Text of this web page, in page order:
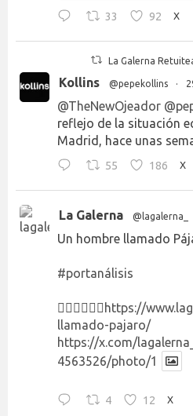
33 92 X
La Galerna
Kollins @pepekollins ·
@TheNewOjeador
reflejo de la situación
Madrid, hace unas
55 186 X
La Galerna @lagalerna_
Un hombre llamado
#portanálisis
👉🏻👉🏻👉🏻 https://
llamado-pajaro/
https://x.com/
4563526/photo/1
4 12 X